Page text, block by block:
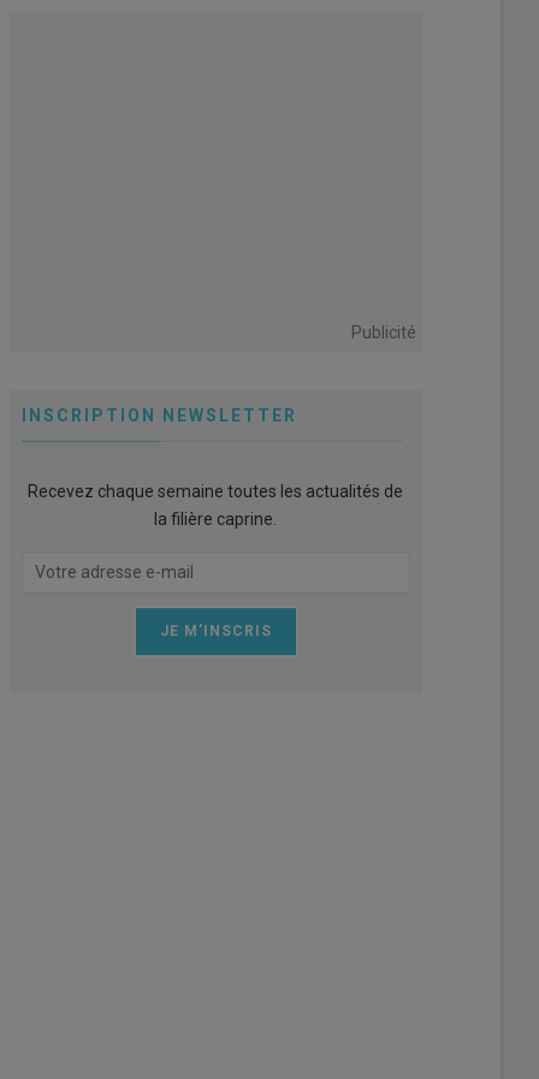
Publicité
INSCRIPTION NEWSLETTER
Recevez chaque semaine toutes les actualités de
la filière caprine.